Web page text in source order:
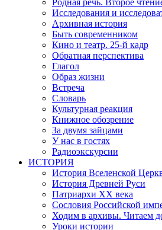
Исследования и
Архивная история
Быть современником
Кино и театр. 25-й кадр
Обратная перспектива
Глагол
Образ жизни
Встреча
Словарь
Культурная реакция
Книжное обозрение
За двумя зайцами
У нас в гостях
Радиоэкскурсии
ИСТОРИЯ
История Вселенской
История Древней Руси
Патриархи XX века
Сословия Российской
Ходим в архивы. Читаем
Уроки истории